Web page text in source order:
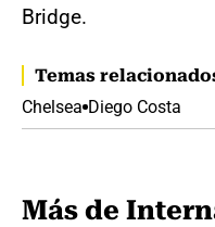
Bridge.
Temas
Chelsea Diego Costa
Más de